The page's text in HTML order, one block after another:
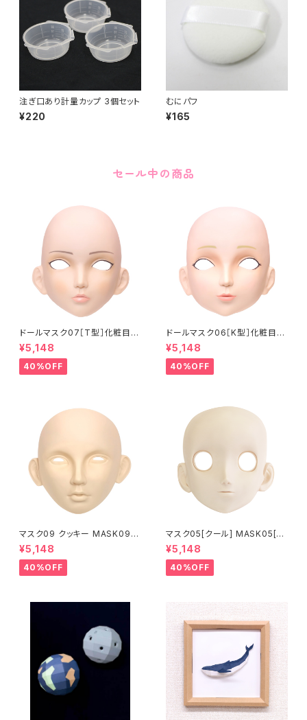
注ぎ口あり計量カップ 3個セット
¥220
むにパフ
¥165
セール中の商品
ドールマスク07［T型］化粧目穴
処理済 MASK07 [DOLL T] O
pening eye hole and make
up
¥5,148
40%OFF
ドールマスク06［K型］化粧目穴
処理 MASK06 [DOLL K] Op
ening eye hole and make
up
¥5,148
40%OFF
マスク09 クッキー MASK09
“COOKIE”
¥5,148
40%OFF
マスク05[クール] MASK05[C
OOL]
¥5,148
40%OFF